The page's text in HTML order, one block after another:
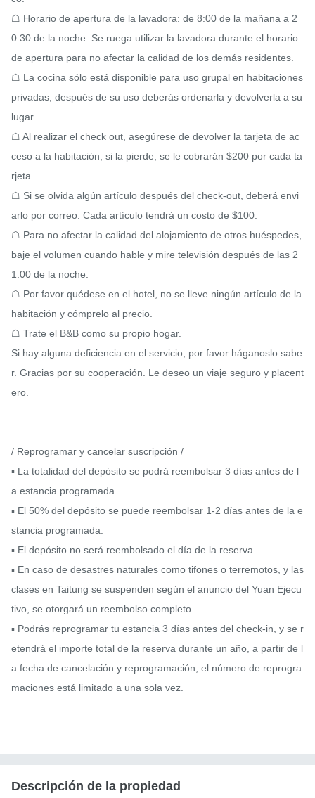
☖ Horario de apertura de la lavadora: de 8:00 de la mañana a 2
0:30 de la noche. Se ruega utilizar la lavadora durante el horario
de apertura para no afectar la calidad de los demás residentes.
☖ La cocina sólo está disponible para uso grupal en habitaciones
privadas, después de su uso deberás ordenarla y devolverla a su
lugar.
☖ Al realizar el check out, asegúrese de devolver la tarjeta de ac
ceso a la habitación, si la pierde, se le cobrarán $200 por cada ta
rjeta.
☖ Si se olvida algún artículo después del check-out, deberá envi
arlo por correo. Cada artículo tendrá un costo de $100.
☖ Para no afectar la calidad del alojamiento de otros huéspedes,
baje el volumen cuando hable y mire televisión después de las 2
1:00 de la noche.
☖ Por favor quédese en el hotel, no se lleve ningún artículo de la
habitación y cómprelo al precio.
☖ Trate el B&B como su propio hogar.
Si hay alguna deficiencia en el servicio, por favor háganoslo sabe
r. Gracias por su cooperación. Le deseo un viaje seguro y placent
ero.
/ Reprogramar y cancelar suscripción /
​▪ La totalidad del depósito se podrá reembolsar 3 días antes de l
a estancia programada.
​▪ El 50% del depósito se puede reembolsar 1-2 días antes de la e
stancia programada.
​▪ El depósito no será reembolsado el día de la reserva.
​▪ En caso de desastres naturales como tifones o terremotos, y las
clases en Taitung se suspenden según el anuncio del Yuan Ejecu
tivo, se otorgará un reembolso completo.
​▪ Podrás reprogramar tu estancia 3 días antes del check-in, y se r
etendrá el importe total de la reserva durante un año, a partir de l
a fecha de cancelación y reprogramación, el número de reprogra
maciones está limitado a una sola vez.
Descripción de la propiedad